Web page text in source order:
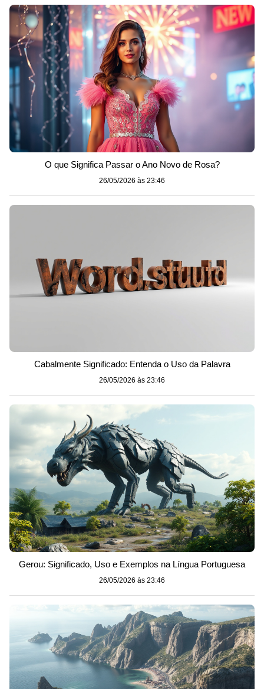
O que Significa Passar o Ano Novo de Rosa?
26/05/2026 às 23:46
Cabalmente Significado: Entenda o Uso da Palavra
26/05/2026 às 23:46
Gerou: Significado, Uso e Exemplos na Língua Portuguesa
26/05/2026 às 23:46